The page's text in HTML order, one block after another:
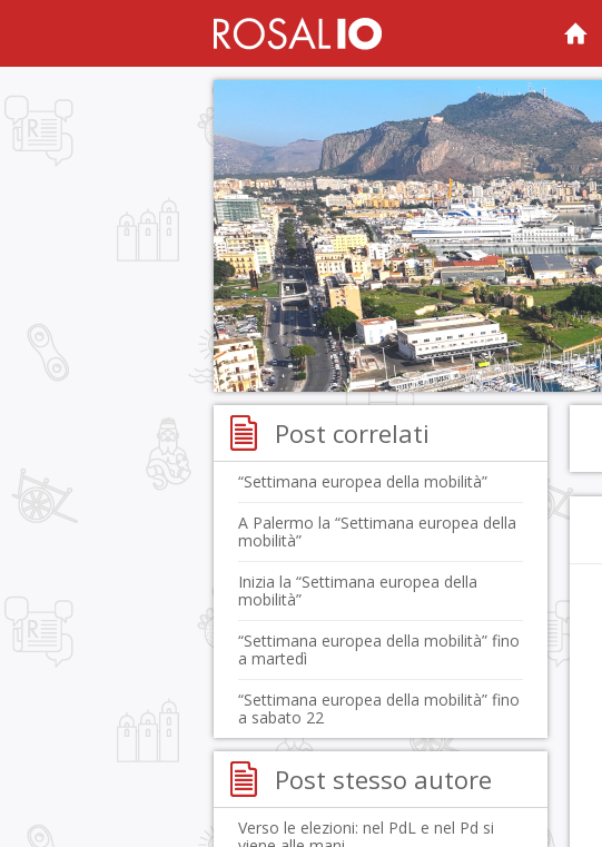
Post correlati
“Settimana europea della mobilità”
A Palermo la “Settimana europea della
mobilità”
Inizia la “Settimana europea della
mobilità”
“Settimana europea della mobilità” fino
a martedì
“Settimana europea della mobilità” fino
a sabato 22
Post stesso autore
Verso le elezioni: nel PdL e nel Pd si